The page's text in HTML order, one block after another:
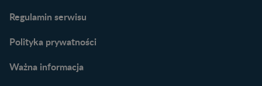
praktyczne wskazówki
Regulamin serwisu
Polityka prywatności
Ważna informacja